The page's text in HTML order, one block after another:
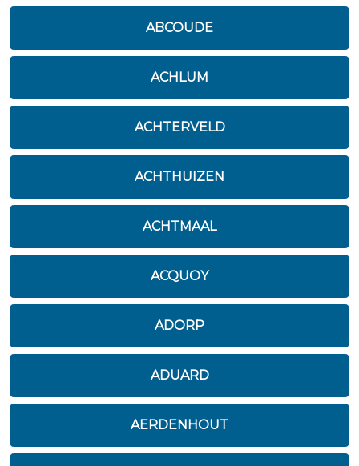
ABCOUDE
ACHLUM
ACHTERVELD
ACHTHUIZEN
ACHTMAAL
ACQUOY
ADORP
ADUARD
AERDENHOUT